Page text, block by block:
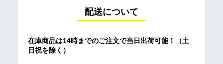
配送について
在庫商品は14時までのご注文で当日出荷可能！（土
日祝を除く）